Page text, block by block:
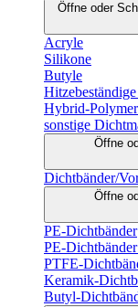
Öffne oder
Acryle
Silikone
Butyle
Hybrid-
sonstige
Öffne
Dichtbänder/
Öffne
PE-Dichtbänder
PE-
PTFE-
Keramik-
Butyl-